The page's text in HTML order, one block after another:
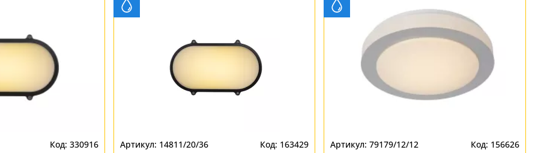
330916 14811/20/36 163429 79179/12/12 156626